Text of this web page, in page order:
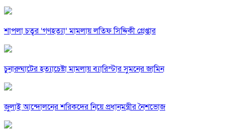
শাপলা চত্বর ‘গণহত্যা’ মামলায় লতিফ সিদ্দিকী গ্রেপ্তার
চুনারুঘাটের হত্যাচেষ্টা মামলায় ব্যারিস্টার সুমনের জামিন
জুলাই আন্দোলনের শরিকদের নিয়ে প্রধানমন্ত্রীর নৈশভোজ